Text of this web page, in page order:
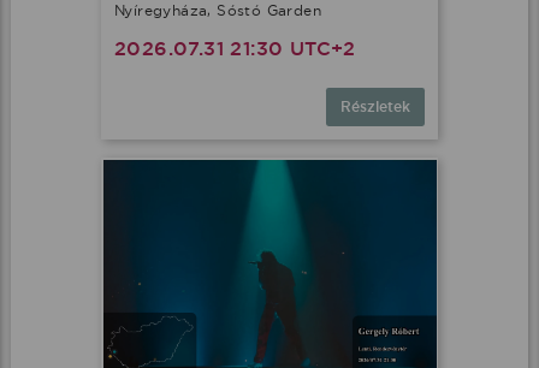
Nyíregyháza, Sóstó Garden
2026.07.31 21:30 UTC+2
Részletek